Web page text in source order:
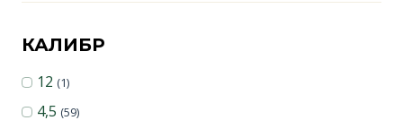
КАЛИБР
12 (1)
4,5 (59)